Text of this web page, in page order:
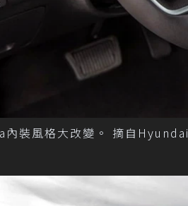
裝風格大改變。 摘自Hyundai